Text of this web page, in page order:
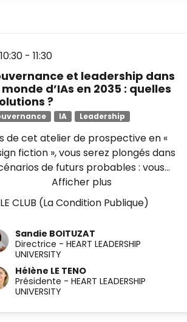
en France et aux
il est également auteur,
de vulgarisation
se tient à votre disposition
à son intervention pour répondre à
questions et dédicacer son livre
à la vente "Votre cerveau,
ou allié ? Mieux le connaître
mieux l’utiliser".
10:30 - 11:30
et leadership dans
d’IAs en 2035 : quelles
?
IA Leadership
de cet atelier de prospective en «
fiction », vous serez plongés dans
de futurs probables : vous
lesimpacts de l’essor des
sur le pouvoir d’agir et la posture
dirigeants, ainsi que sur leurs
de décisions stratégiques
pourrez revisiter les enjeux, les
et affiner vos choix personnels,
contribuer à construire une
robuste.
contenu expert de cet atelier est
sur la publication Heart
Afficher plus
LE CLUB (La Condition Publique)
Sandie BOITUZAT
Directrice - HEART LEADERSHIP
UNIVERSITY
Hélène LE TENO
Présidente - HEART LEADERSHIP
UNIVERSITY